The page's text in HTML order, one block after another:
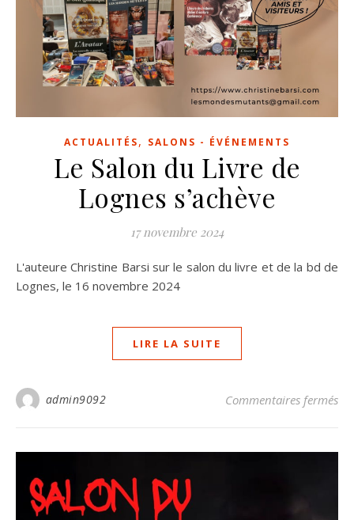
ACTUALITÉS, SALONS - ÉVÉNEMENTS
Le Salon du Livre de
Lognes s’achève
17 novembre 2024
L'auteure Christine Barsi sur le salon du livre et de la bd de
Lognes, le 16 novembre 2024
LIRE LA SUITE
admin9092 Commentaires fermés